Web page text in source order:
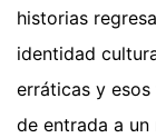
historias
identidad
erráticas y
de entrada a